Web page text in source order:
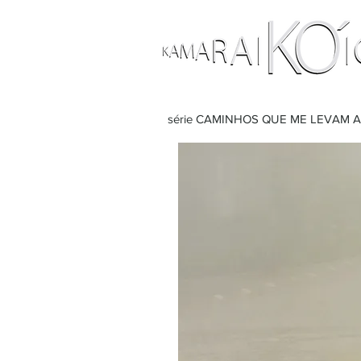
série CAMINHOS QUE ME LEVAM